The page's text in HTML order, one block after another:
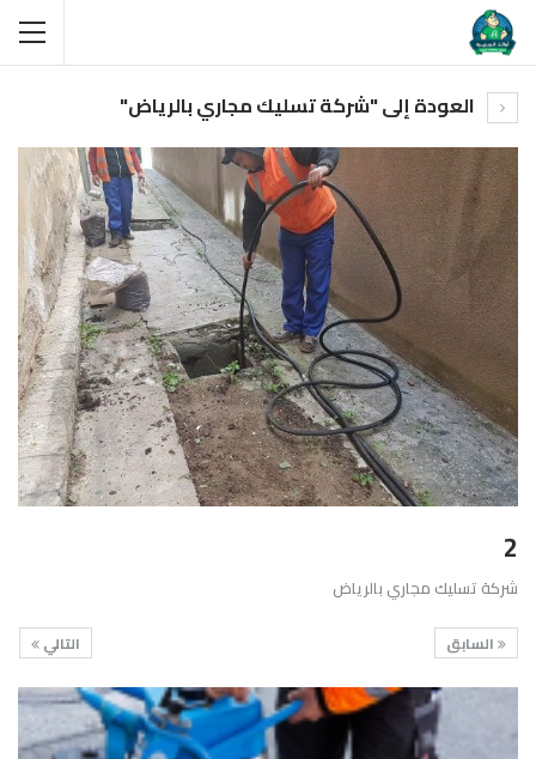
العودة إلى "شركة تسليك مجاري بالرياض"
2
شركة تسليك مجاري بالرياض
التالي السابق